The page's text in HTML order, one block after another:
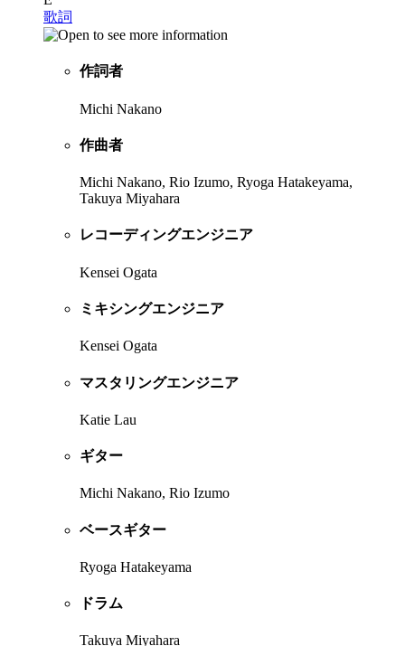
歌詞
作詞者
Michi Nakano
作曲者
Michi Nakano, Rio Izumo, Ryoga Hatakeyama,
Takuya Miyahara
レコーディングエンジニア
Kensei Ogata
ミキシングエンジニア
Kensei Ogata
マスタリングエンジニア
Katie Lau
ギター
Michi Nakano, Rio Izumo
ベースギター
Ryoga Hatakeyama
ドラム
Takuya Miyahara